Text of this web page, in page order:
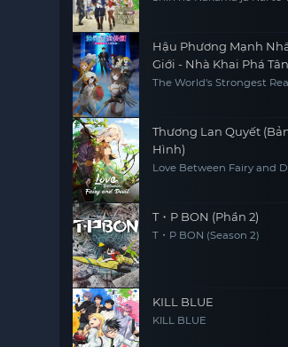
the Hero's Party, I Decided
a Quiet Life in the
Hậu Phương Mạnh
Giới - Nhà Khai Phá
Của Vương Quốc Mê
The World's Strongest
Thương Lan Quyết
Hình)
Love Between Fairy and
T・P BON (Phần 2)
T・P BON (Season 2)
KILL BLUE
KILL BLUE